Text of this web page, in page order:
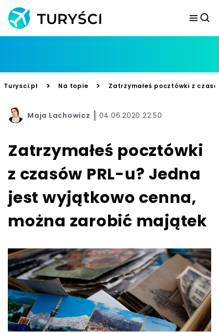
Turysci.pl > Na topie > Zatrzymałeś pocztówki z
Maja Lachowicz 04.06.2020 22:50
Zatrzymałeś pocztówki
z czasów PRL-u? Jedna
jest wyjątkowo cenna,
można zarobić majątek